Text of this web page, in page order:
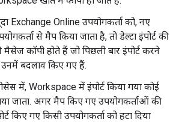
Exchange Online उपयोगकर्ता को, नए
से मैप किया जाता है, तो डेल्टा इंपोर्ट की
मैसेज कॉपी होते हैं जो पिछली बार इंपोर्ट करने
उनमें बदलाव किए गए हैं.
में, Workspace में इंपोर्ट किया गया कोई
जाता. अगर मैप किए गए उपयोगकर्ताओं की
किए गए किसी उपयोगकर्ता को हटा दिया